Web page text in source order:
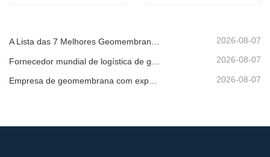
A Lista das 7 Melhores Geomembranas HDPE 2mm 2026-08-07
2026-08-07
2026-08-07